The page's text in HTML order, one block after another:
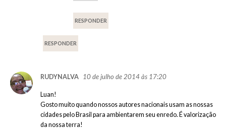
RESPONDER
RESPONDER
RUDYNALVA 10 de julho de 2014 às 17:20
Luan!
Gosto muito quando nossos autores nacionais usam as nossas
cidades pelo Brasil para ambientarem seu enredo. É valorização
da nossa terra!